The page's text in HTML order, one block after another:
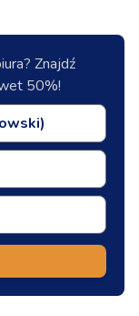
Znajdź
50%!